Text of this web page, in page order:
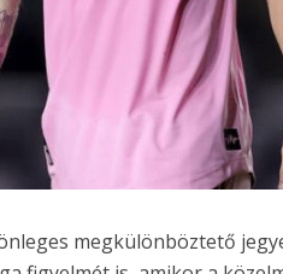
megkülönböztető